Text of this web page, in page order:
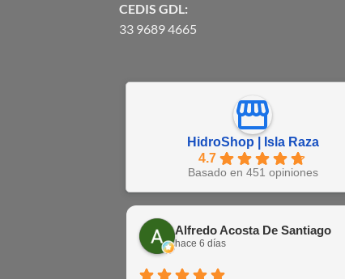
CEDIS GDL:
33 9689 4665
HidroShop | Isla Raza
4.7
Basado en 451 opiniones
Alfredo Acosta De Santiago
hace 6 días